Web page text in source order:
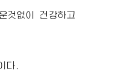
것없이 건강하고
다.